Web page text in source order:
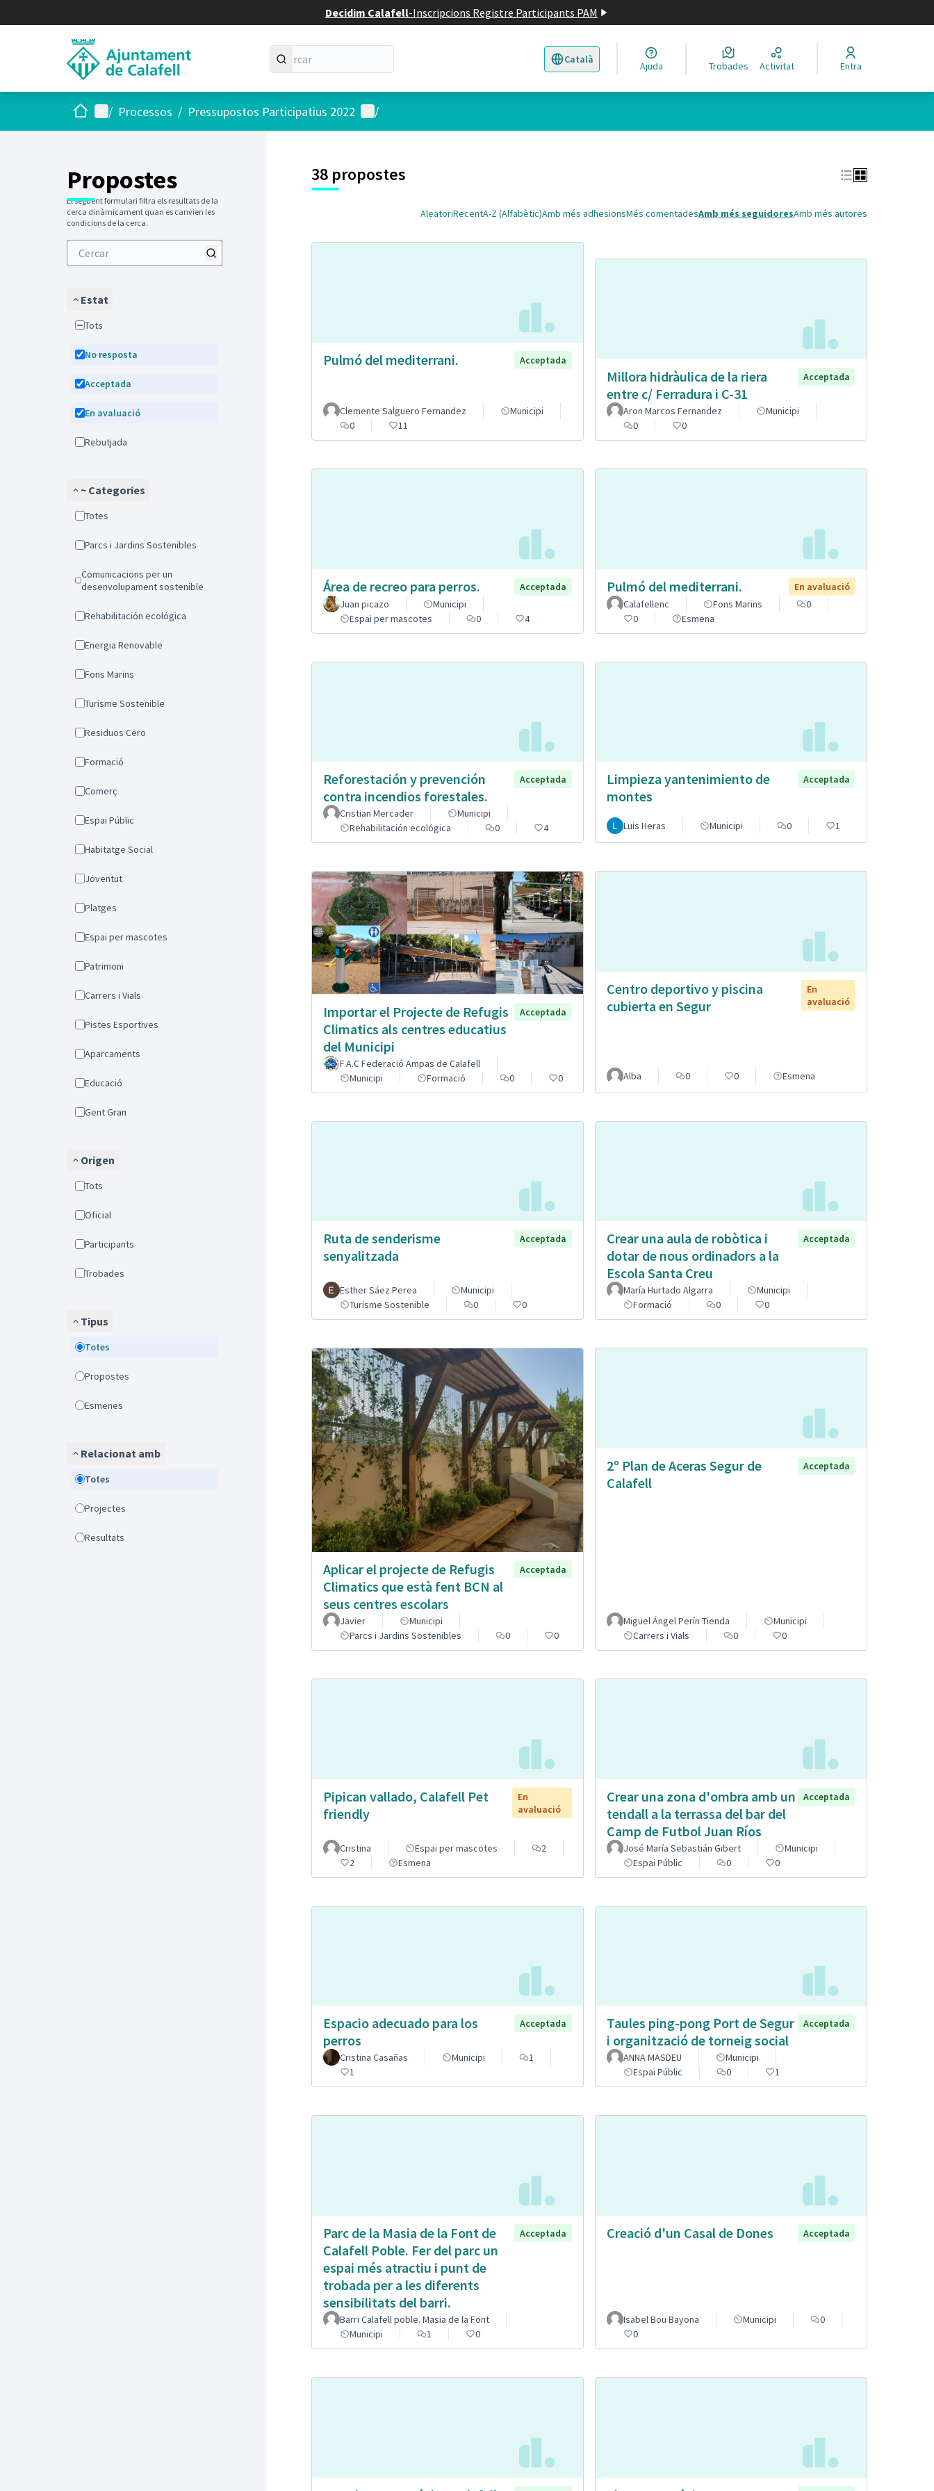
Decidim Calafell-Inscripcions Registre Participants PAM
Català
Triar la llengua Elegir el idioma
Ajuda Trobades Activitat Entra
Inici Menú principal
/ Processos / Pressupostos Participatius 2022 Menú d'usuari
/
Propostes
El següent formulari filtra els resultats de la
cerca dinàmicament quan es canvien les
condicions de la cerca.
Estat
Tots
No resposta
Acceptada
En avaluació
Rebutjada
~ Categories
Totes
Parcs i Jardins Sostenibles
Comunicacions per un
desenvolupament sostenible
Rehabilitación ecológica
Energia Renovable
Fons Marins
Turisme Sostenible
Residuos Cero
Formació
Comerç
Espai Públic
Habitatge Social
Joventut
Platges
Espai per mascotes
Patrimoni
Carrers i Vials
Pistes Esportives
Aparcaments
Educació
Gent Gran
Origen
Tots
Oficial
Participants
Trobades
Tipus
Totes
Propostes
Esmenes
Relacionat amb
Totes
Projectes
Resultats
38 propostes
AleatoriRecentA-Z (Alfabètic)Amb més adhesionsMés comentadesAmb més seguidoresAmb més autores
Pulmó del mediterrani. Acceptada
Clemente Salguero Fernandez
Municipi
0
11
Millora hidràulica de la riera
entre c/ Ferradura i C-31
Acceptada
Aron Marcos Fernandez
Municipi
0
0
Área de recreo para perros.
Acceptada
Juan picazo
Municipi
Espai per mascotes
0 4
Pulmó del mediterrani.
En avaluació
Calafellenc
Fons Marins
0
0
Esmena
Reforestación y prevención
contra incendios forestales.
Acceptada
Cristian Mercader
Municipi
Rehabilitación ecológica
0 4
Limpieza yantenimiento de
montes
Acceptada
Luis Heras Municipi 0 1
Importar el Projecte de Refugis
Climatics als centres educatius
del Municipi
Acceptada
F.A.C Federació Ampas de Calafell
Municipi
Formació 0 0
Centro deportivo y piscina
cubierta en Segur
En
avaluació
Alba 0 0 Esmena
Ruta de senderisme
senyalitzada
Acceptada
Esther Sáez Perea
Municipi
Turisme Sostenible
0 0
Crear una aula de robòtica i
dotar de nous ordinadors a la
Escola Santa Creu
Acceptada
María Hurtado Algarra
Municipi
Formació
0 0
Aplicar el projecte de Refugis
Climatics que està fent BCN al
seus centres escolars
Acceptada
Javier
Municipi
Parcs i Jardins Sostenibles
0 0
2º Plan de Aceras Segur de
Calafell
Acceptada
Miguel Ángel Perín Tienda
Municipi
Carrers i Vials
0 0
Pipican vallado, Calafell Pet
friendly
En
avaluació
Cristina Espai per mascotes
2
2
Esmena
Crear una zona d'ombra amb un
tendall a la terrassa del bar del
Camp de Futbol Juan Ríos
Acceptada
José María Sebastián Gibert
Municipi
Espai Públic
0 0
Espacio adecuado para los
perros
Acceptada
Cristina Casañas Municipi
1
1
Taules ping-pong Port de Segur
i organització de torneig social
Acceptada
ANNA MASDEU
Municipi
Espai Públic
0 1
Parc de la Masia de la Font de
Calafell Poble. Fer del parc un
espai més atractiu i punt de
trobada per a les diferents
sensibilitats del barri.
Acceptada
Barri Calafell poble. Masia de la Font
Municipi
1 0
Creació d'un Casal de Dones Acceptada
Isabel Bou Bayona Municipi
0
0